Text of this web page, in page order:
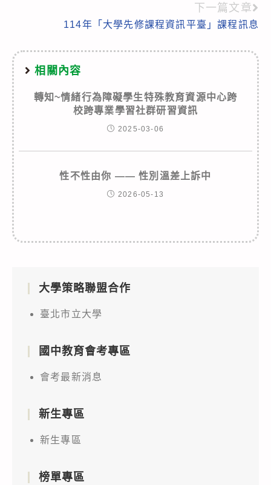
下一篇文章
114年「大學先修課程資訊平臺」課程訊息
相關內容
轉知~情緒行為障礙學生特殊教育資源中心跨
校跨專業學習社群研習資訊
2025-03-06
性不性由你 —— 性別溫差上訴中
2026-05-13
大學策略聯盟合作
臺北市立大學
國中教育會考專區
會考最新消息
新生專區
新生專區
榜單專區